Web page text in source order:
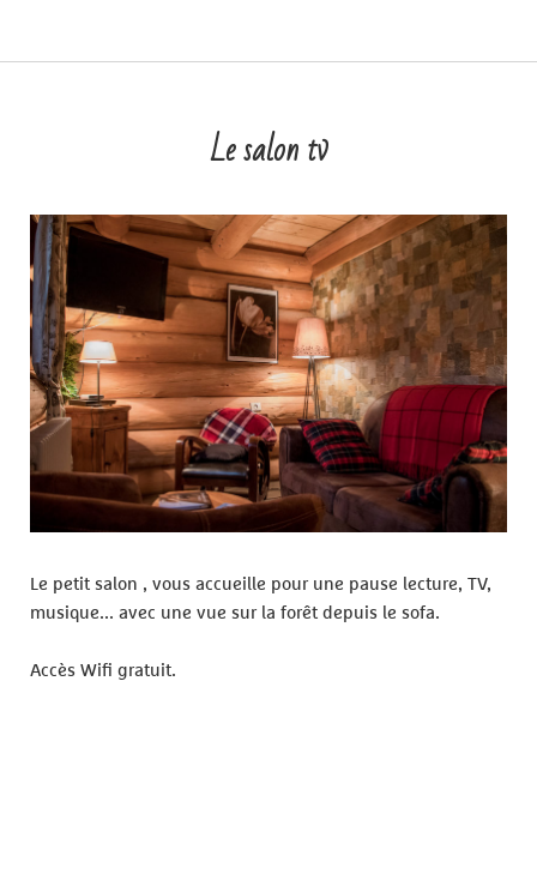
Le salon tv
Le petit salon , vous accueille pour une pause lecture, TV,
musique... avec une vue sur la forêt depuis le sofa.
Accès Wifi gratuit.